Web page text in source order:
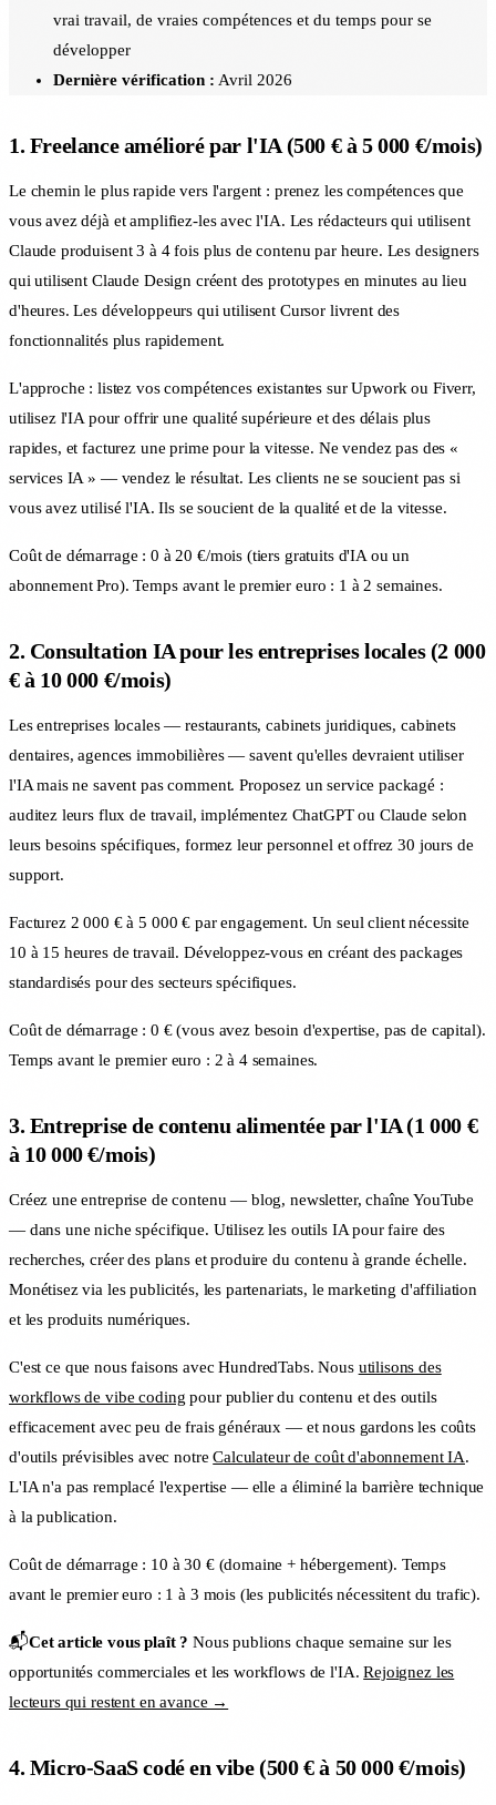
vrai travail, de vraies compétences et du temps pour se
développer
Dernière vérification : Avril 2026
1. Freelance amélioré par l'IA (500 € à 5 000 €/mois)
Le chemin le plus rapide vers l'argent : prenez les compétences que
vous avez déjà et amplifiez-les avec l'IA. Les rédacteurs qui utilisent
Claude produisent 3 à 4 fois plus de contenu par heure. Les designers
qui utilisent Claude Design créent des prototypes en minutes au lieu
d'heures. Les développeurs qui utilisent Cursor livrent des
fonctionnalités plus rapidement.
L'approche : listez vos compétences existantes sur Upwork ou Fiverr,
utilisez l'IA pour offrir une qualité supérieure et des délais plus
rapides, et facturez une prime pour la vitesse. Ne vendez pas des «
services IA » — vendez le résultat. Les clients ne se soucient pas si
vous avez utilisé l'IA. Ils se soucient de la qualité et de la vitesse.
Coût de démarrage : 0 à 20 €/mois (tiers gratuits d'IA ou un
abonnement Pro). Temps avant le premier euro : 1 à 2 semaines.
2. Consultation IA pour les entreprises locales (2 000
€ à 10 000 €/mois)
Les entreprises locales — restaurants, cabinets juridiques, cabinets
dentaires, agences immobilières — savent qu'elles devraient utiliser
l'IA mais ne savent pas comment. Proposez un service packagé :
auditez leurs flux de travail, implémentez ChatGPT ou Claude selon
leurs besoins spécifiques, formez leur personnel et offrez 30 jours de
support.
Facturez 2 000 € à 5 000 € par engagement. Un seul client nécessite
10 à 15 heures de travail. Développez-vous en créant des packages
standardisés pour des secteurs spécifiques.
Coût de démarrage : 0 € (vous avez besoin d'expertise, pas de capital).
Temps avant le premier euro : 2 à 4 semaines.
3. Entreprise de contenu alimentée par l'IA (1 000 €
à 10 000 €/mois)
Créez une entreprise de contenu — blog, newsletter, chaîne YouTube
— dans une niche spécifique. Utilisez les outils IA pour faire des
recherches, créer des plans et produire du contenu à grande échelle.
Monétisez via les publicités, les partenariats, le marketing d'affiliation
et les produits numériques.
C'est ce que nous faisons avec HundredTabs. Nous utilisons des
workflows de vibe coding pour publier du contenu et des outils
efficacement avec peu de frais généraux — et nous gardons les coûts
d'outils prévisibles avec notreCalculateur de coût d'abonnement IA.
L'IA n'a pas remplacé l'expertise — elle a éliminé la barrière technique
à la publication.
Coût de démarrage : 10 à 30 € (domaine + hébergement). Temps
avant le premier euro : 1 à 3 mois (les publicités nécessitent du trafic).
📬Cet article vous plaît ? Nous publions chaque semaine sur les
opportunités commerciales et les workflows de l'IA.Rejoignez les
lecteurs qui restent en avance →
4. Micro-SaaS codé en vibe (500 € à 50 000 €/mois)